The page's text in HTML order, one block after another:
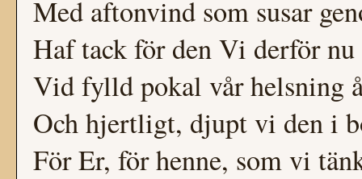
Med aftonvind som susar
Haf tack för den Vi derför nu
Vid fylld pokal vår helsning
Och hjertligt, djupt vi den i
För Er, för henne, som vi